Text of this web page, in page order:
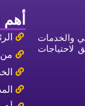
والخدمات
لاحتياجات